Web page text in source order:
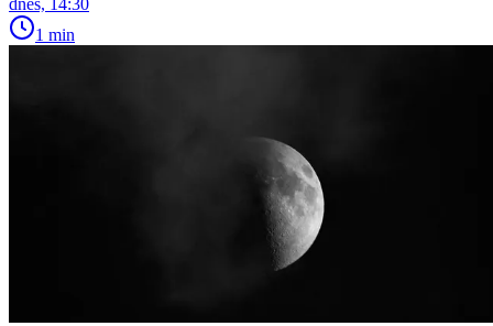
dnes, 14:30
1 min